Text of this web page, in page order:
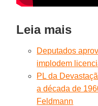
Leia mais
Deputados
implodem
PL da
a década de
Feldmann